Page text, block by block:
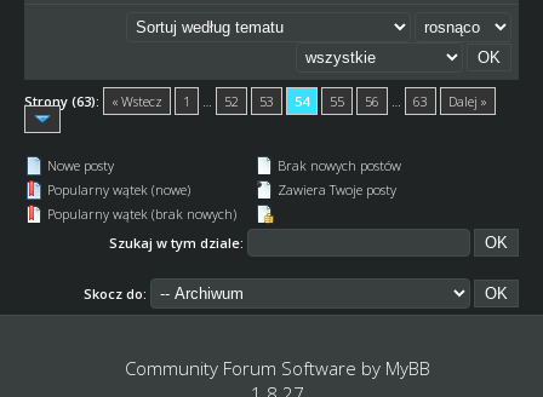
Strony (63): « Wstecz 1 … 52 53 54 55 56 … 63 Dalej »
Nowe posty
Popularny wątek (nowe)
Popularny wątek (brak nowych)
Brak nowych postów
Zawiera Twoje posty
Szukaj w tym dziale:
Skocz do:
Community Forum Software by MyBB